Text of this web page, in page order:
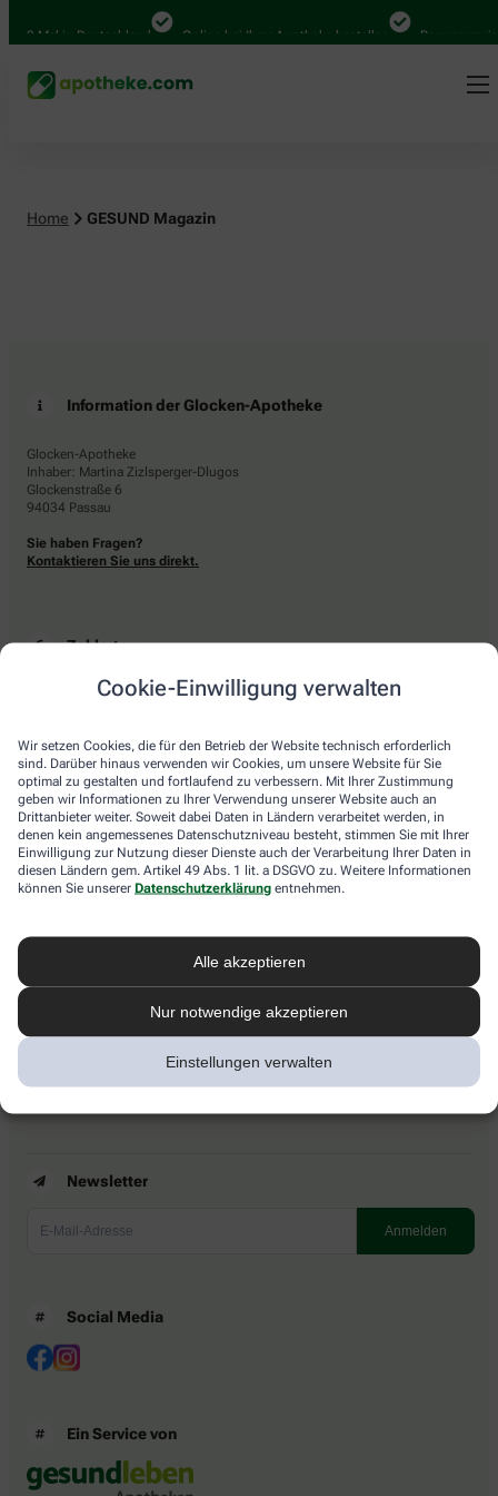
Cookie-Einwilligung verwalten
Wir setzen Cookies, die für den Betrieb der Website technisch erforderlich
sind. Darüber hinaus verwenden wir Cookies, um unsere Website für Sie
optimal zu gestalten und fortlaufend zu verbessern. Mit Ihrer Zustimmung
geben wir Informationen zu Ihrer Verwendung unserer Website auch an
Drittanbieter weiter. Soweit dabei Daten in Ländern verarbeitet werden, in
denen kein angemessenes Datenschutzniveau besteht, stimmen Sie mit Ihrer
Einwilligung zur Nutzung dieser Dienste auch der Verarbeitung Ihrer Daten in
diesen Ländern gem. Artikel 49 Abs. 1 lit. a DSGVO zu. Weitere Informationen
können Sie unserer Datenschutzerklärung entnehmen.
Alle akzeptieren
Nur notwendige akzeptieren
Einstellungen verwalten
Mal in Deutschland Online bei Ihrer Apotheke bestellen Bequem
Home GESUND Magazin
Information der Glocken-Apotheke
Glocken-Apotheke
Inhaber: Martina Zizlsperger-Dlugos
Glockenstraße 6
94034 Passau
Sie haben Fragen?
Kontaktieren Sie uns direkt.
Zahlarten
Bar oder mit einer anderen akzeptierten Zahlungsart Ihrer Apotheke vor Ort.
Lieferarten
Abholung in der Apotheke
Botendienstlieferung
apotheke.com Informationen
Newsletter
Barrierefreiheitserklärung
Newsletter
Social Media
Ein Service von